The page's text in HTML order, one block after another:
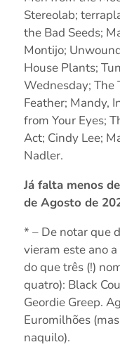
Stereolab;
the Bad Seeds;
Montijo;
House Plants;
Wednesday; The
Feather; Mandy,
from Your Eyes;
Act; Cindy Lee;
Nadler.
Já falta menos
de Agosto de
* – De notar que
vieram este ano
do que três (!)
quatro): Black
Geordie Greep.
Euromilhões
naquilo).